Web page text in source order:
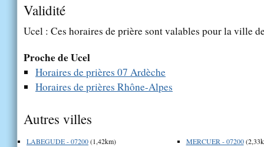
Validité
Ucel : Ces horaires de prière sont valables pour la ville
Proche de Ucel
Horaires de prières 07 Ardèche
Horaires de prières Rhône-Alpes
Autres villes
LABEGUDE - 07200(1,42km)
MERCUER - 07200